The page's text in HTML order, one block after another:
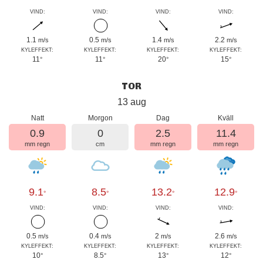
VIND:
1.1 m/s
KYLEFFEKT:
11°
VIND:
0.5 m/s
KYLEFFEKT:
11°
VIND:
1.4 m/s
KYLEFFEKT:
20°
VIND:
2.2 m/s
KYLEFFEKT:
15°
TOR
13 aug
Natt
0.9
mm regn
9.1°
VIND:
0.5 m/s
KYLEFFEKT:
10°
Morgon
0
cm
8.5°
VIND:
0.4 m/s
KYLEFFEKT:
8.5°
Dag
2.5
mm regn
13.2°
VIND:
2 m/s
KYLEFFEKT:
13°
Kväll
11.4
mm regn
12.9°
VIND:
2.6 m/s
KYLEFFEKT:
12°